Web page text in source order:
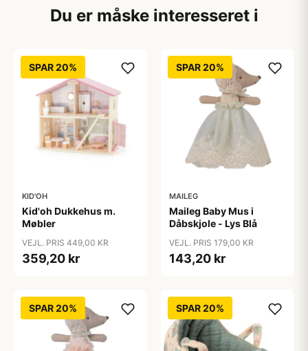
Du er måske interesseret i
SPAR 20%
KID'OH
Kid'oh Dukkehus m.
Møbler
VEJL. PRIS 449,00 KR
359,20 kr
SPAR 20%
MAILEG
Maileg Baby Mus i
Dåbskjole - Lys Blå
VEJL. PRIS 179,00 KR
143,20 kr
SPAR 20% SPAR 20%